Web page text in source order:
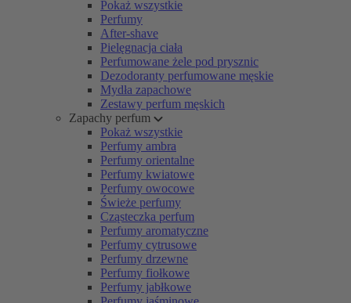
Pokaż wszystkie
Perfumy
After-shave
Pielęgnacja ciała
Perfumowane żele pod prysznic
Dezodoranty perfumowane męskie
Mydła zapachowe
Zestawy perfum męskich
Zapachy perfum
Pokaż wszystkie
Perfumy ambra
Perfumy orientalne
Perfumy kwiatowe
Perfumy owocowe
Świeże perfumy
Cząsteczka perfum
Perfumy aromatyczne
Perfumy cytrusowe
Perfumy drzewne
Perfumy fiołkowe
Perfumy jabłkowe